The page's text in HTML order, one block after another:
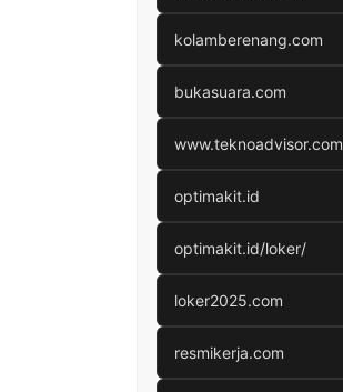
kolamberenang.com
bukasuara.com
www.teknoadvisor.com
optimakit.id
optimakit.id/loker/
loker2025.com
resmikerja.com